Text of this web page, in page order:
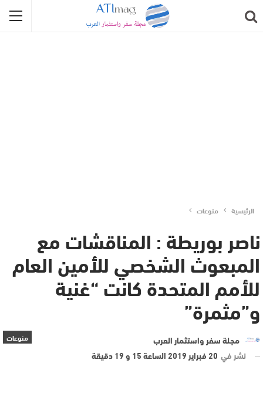
الرئيسية منوعات
ناصر بوريطة : المناقشات مع
المبعوث الشخصي للأمين العام
للأمم المتحدة كانت “غنية
و”مثمرة”
منوعات
مجلة سفر واستثمار العرب
نشر في 20 فبراير 2019 الساعة 15 و 19 دقيقة